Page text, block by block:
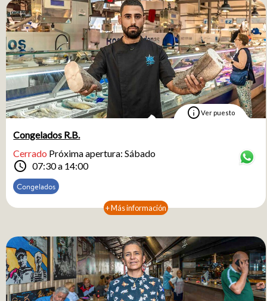
infoVer puesto
Congelados R.B.
Cerrado Próxima apertura: Sábado
schedule 07:30 a 14:00
Congelados
+ Más información